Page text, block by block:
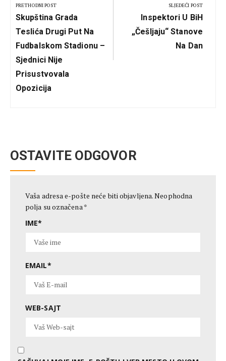
članka
PRETHODNI POST
Previous
Post:
Skupština Grada
Teslića Drugi Put Na
Fudbalskom Stadionu –
Sjednici Nije
Prisustvovala
Opozicija
SLJEDEĆI POST
Next
Post:
Inspektori U BiH
„češljaju“ Stanove
Na Dan
OSTAVITE ODGOVOR
Vaša adresa e-pošte neće biti objavljena.Neophodna
polja su označena *
IME*
EMAIL*
WEB-SAJT